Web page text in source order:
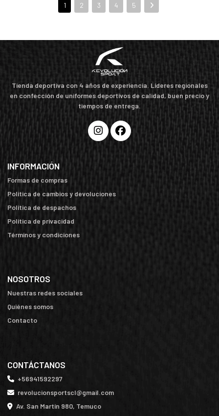
1 2 3 4 5
Tienda deportiva con 4 años de experiencia. Líderes regionales
en confección de uniformes deportivos de calidad, buen precio y
tiempos de entrega.
INFORMACIÓN
Formas de compras
Política de cambios y devoluciones
Política de despachos
Política de privacidad
Términos y condiciones
NOSOTROS
Nuestras redes sociales
Quiénes somos
Contacto
CONTÁCTANOS
+56941592297
revolucionsportscl@gmail.com
Av. San Martín 980, Temuco